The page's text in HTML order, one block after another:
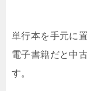
単行本を手元に
電子書籍だと中
す。